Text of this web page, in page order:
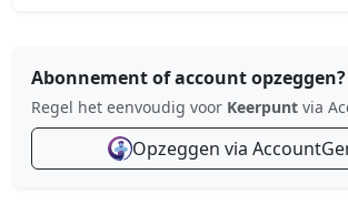
Abonnement of account opzeggen?
Regel het eenvoudig voor Keerpunt via
Opzeggen via